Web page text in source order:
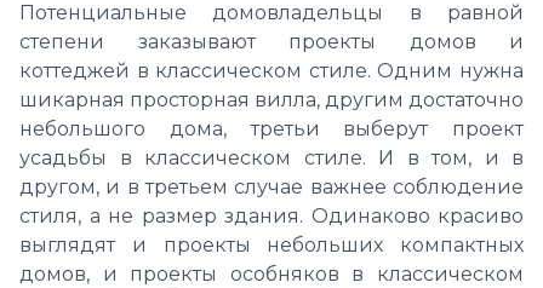
Потенциальные домовладельцы в равной
степени заказывают проекты домов и
коттеджей в классическом стиле. Одним нужна
шикарная просторная вилла, другим достаточно
небольшого дома, третьи выберут проект
усадьбы в классическом стиле. И в том, и в
другом, и в третьем случае важнее соблюдение
стиля, а не размер здания. Одинаково красиво
выглядят и проекты небольших компактных
домов, и проекты особняков в классическом